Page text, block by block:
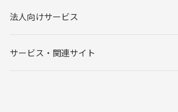
法人向けサービス
サービス・関連サイト